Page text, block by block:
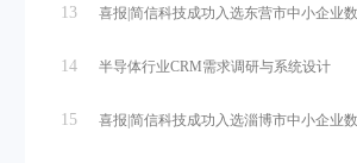
13 喜报|简信科技成功入选东营市中小企业
14 半导体行业CRM需求调研与系统设计
15 喜报|简信科技成功入选淄博市中小企业